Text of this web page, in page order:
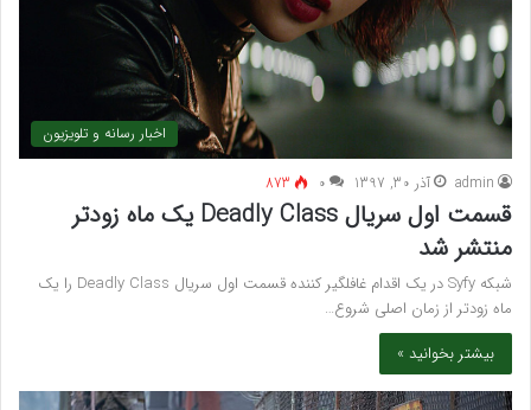
اخبار رسانه و تلویزیون
admin آذر 30, 1397 ۰ 873
قسمت اول سریال Deadly Class یک ماه زودتر
منتشر شد
شبکه Syfy در یک اقدام غافلگیر کننده قسمت اول سریال Deadly Class را یک
ماه زودتر از زمان اصلی شروع…
بیشتر بخوانید »